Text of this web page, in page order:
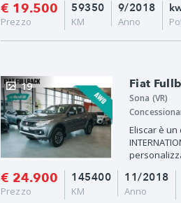
€ 19.500
Prezzo
9/2018
Anno
59350
KM
Fiat
19
Sona (VR)
Eliscar è un
€ 24.900
Prezzo
11/2018
Anno
145400
KM